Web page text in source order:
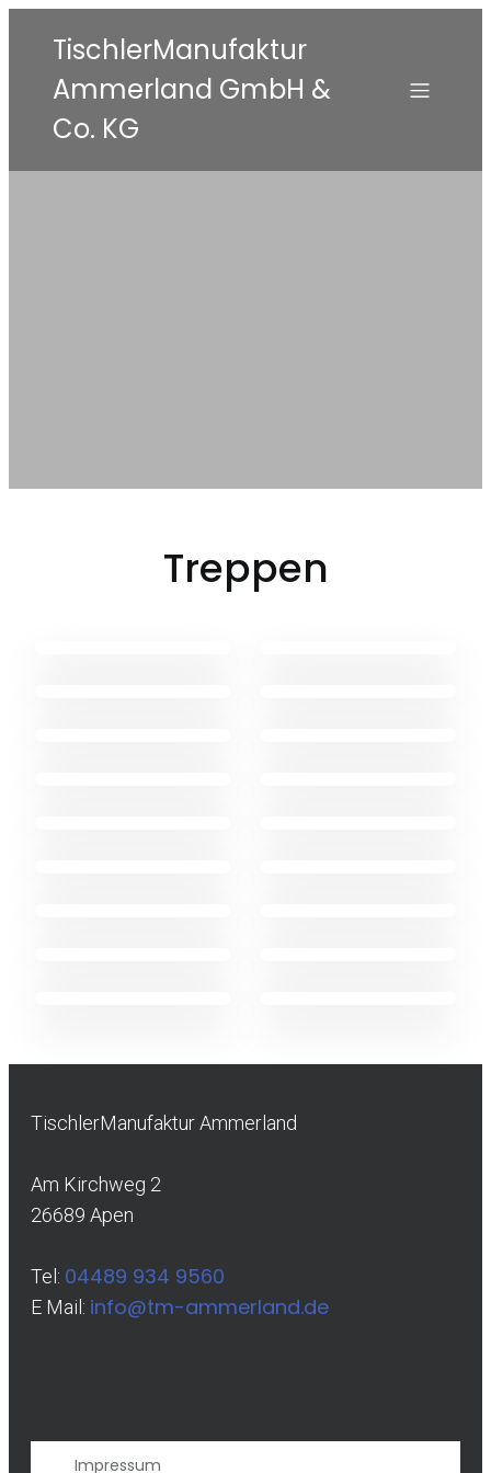
TischlerManufaktur
Ammerland GmbH &
Co. KG
Treppen
TischlerManufaktur Ammerland
Am Kirchweg 2
26689 Apen
Tel: 04489 934 9560
E Mail: info@tm-ammerland.de
Impressum